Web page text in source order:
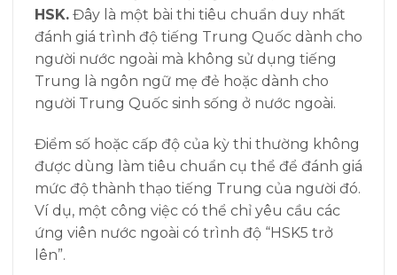
HSK. Đây là một bài thi tiêu chuẩn duy nhất
đánh giá trình độ tiếng Trung Quốc dành cho
người nước ngoài mà không sử dụng tiếng
Trung là ngôn ngữ mẹ đẻ hoặc dành cho
người Trung Quốc sinh sống ở nước ngoài.
Điểm số hoặc cấp độ của kỳ thi thường không
được dùng làm tiêu chuẩn cụ thể để đánh giá
mức độ thành thạo tiếng Trung của người đó.
Ví dụ, một công việc có thể chỉ yêu cầu các
ứng viên nước ngoài có trình độ “HSK5 trở
lên”.